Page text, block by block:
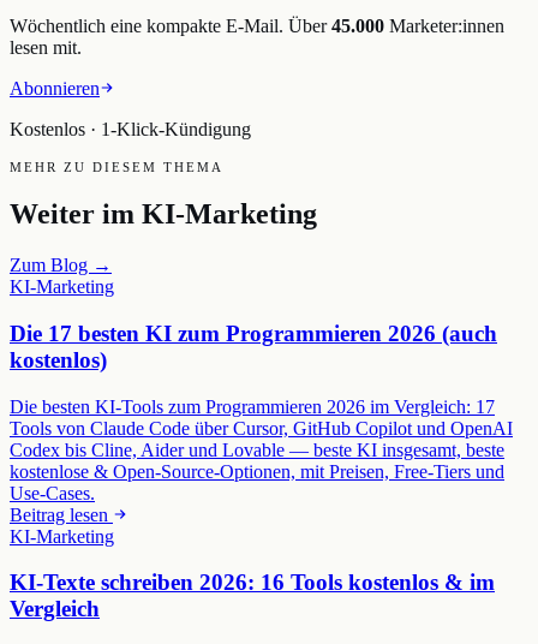
Wöchentlich eine kompakte E-Mail. Über 45.000 Marketer:innen
lesen mit.
Abonnieren
Kostenlos · 1-Klick-Kündigung
MEHR ZU DIESEM THEMA
Weiter im KI-Marketing
Zum Blog →
KI-Marketing
Die 17 besten KI zum Programmieren 2026 (auch
kostenlos)
Die besten KI-Tools zum Programmieren 2026 im Vergleich: 17
Tools von Claude Code über Cursor, GitHub Copilot und OpenAI
Codex bis Cline, Aider und Lovable — beste KI insgesamt, beste
kostenlose & Open-Source-Optionen, mit Preisen, Free-Tiers und
Use-Cases.
Beitrag lesen
KI-Marketing
KI-Texte schreiben 2026: 16 Tools kostenlos & im
Vergleich